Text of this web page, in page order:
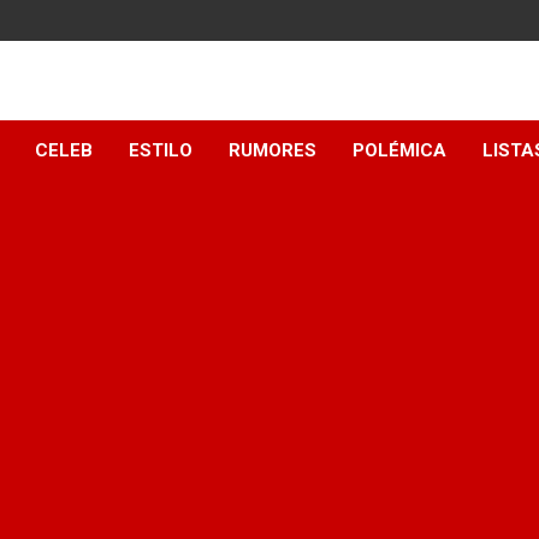
CELEB ESTILO RUMORES POLÉMICA